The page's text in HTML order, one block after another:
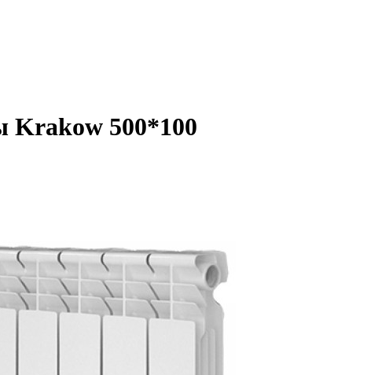
Krakow 500*100